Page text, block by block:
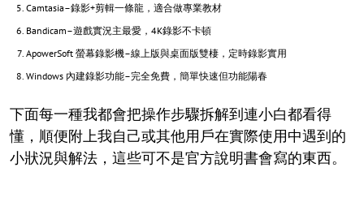
Camtasia–錄影+剪輯一條龍，適合做專業教材
Bandicam–遊戲實況主最愛，4K錄影不卡頓
ApowerSoft 螢幕錄影機–線上版與桌面版雙棲，定時錄影實用
Windows 內建錄影功能–完全免費，簡單快速但功能陽春
下面每一種我都會把操作步驟拆解到連小白都看得
懂，順便附上我自己或其他用戶在實際使用中遇到的
小狀況與解法，這些可不是官方說明書會寫的東西。